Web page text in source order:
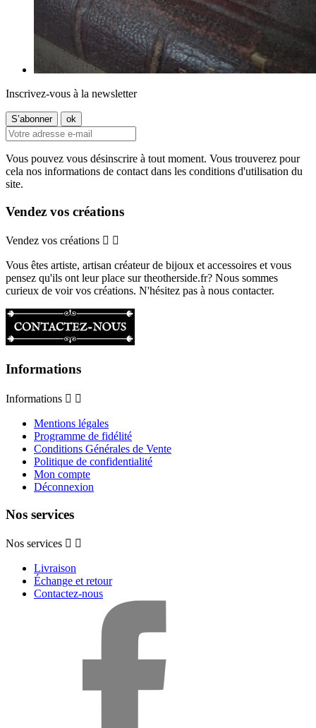
Inscrivez-vous à la newsletter
Vous pouvez vous désinscrire à tout moment. Vous trouverez pour
cela nos informations de contact dans les conditions d'utilisation du
site.
Vendez vos créations
Vendez vos créations  
Vous êtes artiste, artisan créateur de bijoux et accessoires et vous
pensez qu'ils ont leur place sur theotherside.fr? Nous sommes
curieux de voir vos créations. N'hésitez pas à nous contacter.
Informations
Informations  
Mentions légales
Programme de fidélité
Conditions Générales de Vente
Politique de confidentialité
Mon compte
Déconnexion
Nos services
Nos services  
Livraison
Échange et retour
Contactez-nous